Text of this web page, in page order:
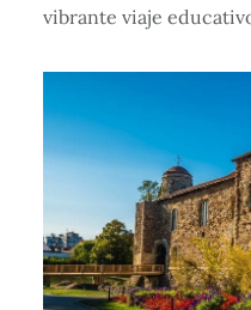
vibrante viaje